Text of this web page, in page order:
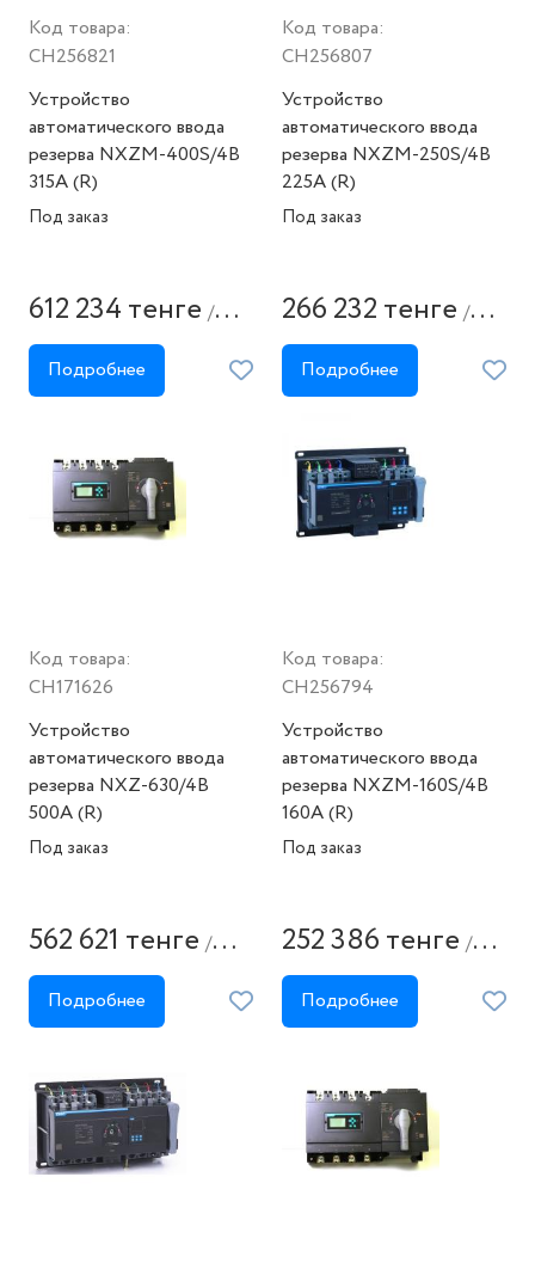
Код товара:
CH256821
Устройство
автоматического ввода
резерва NXZM-400S/4B
315A (R)
Под заказ
612 234 тенге/
штука
Подробнее
Код товара:
CH256807
Устройство
автоматического ввода
резерва NXZM-250S/4B
225A (R)
Под заказ
266 232 тенге/
штука
Подробнее
Код товара:
CH171626
Устройство
автоматического ввода
резерва NXZ-630/4B
500А (R)
Под заказ
562 621 тенге/
штука
Подробнее
Код товара:
CH256794
Устройство
автоматического ввода
резерва NXZM-160S/4B
160A (R)
Под заказ
252 386 тенге/
штука
Подробнее